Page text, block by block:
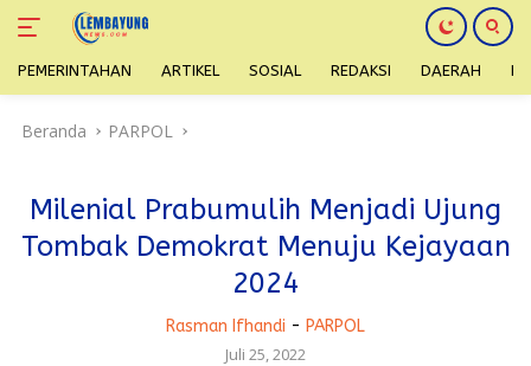
PEMERINTAHAN ARTIKEL SOSIAL REDAKSI DAERAH
Beranda PARPOL
Milenial Prabumulih Menjadi Ujung
Tombak Demokrat Menuju Kejayaan
2024
Rasman Ifhandi - PARPOL
Juli 25, 2022